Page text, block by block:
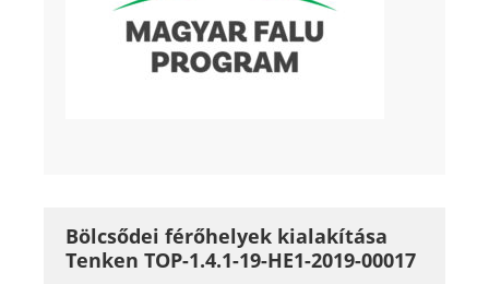
Bölcsődei férőhelyek kialakítása
Tenken TOP-1.4.1-19-HE1-2019-00017